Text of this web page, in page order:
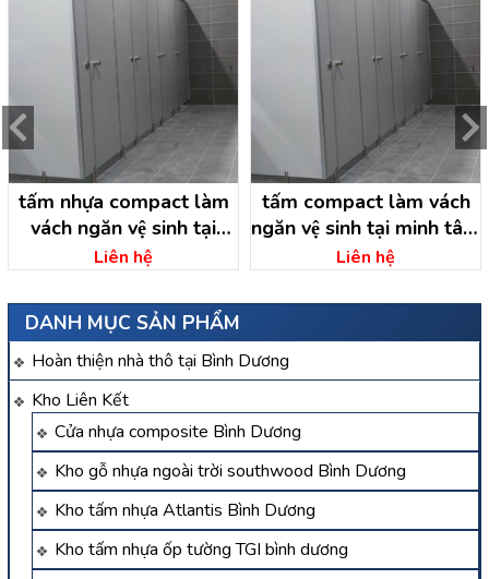
DANH MỤC SẢN PHẨM
Hoàn thiện nhà thô tại Bình Dương
Kho Liên Kết
Cửa nhựa composite Bình Dương
Kho gỗ nhựa ngoài trời southwood Bình Dương
Kho tấm nhựa Atlantis Bình Dương
Kho tấm nhựa ốp tường TGI bình dương
tấm nhựa compact làm
vách ngăn vệ sinh tại
thạnh an dầu tiếng – bình
Liên hệ
tấm compact làm vách
ngăn vệ sinh tại minh tâm
dầu tiếng- bình dương
Liên hệ